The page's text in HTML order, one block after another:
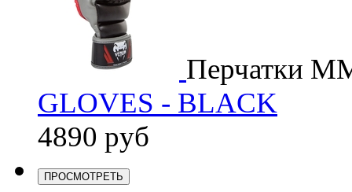
Перчатки
GLOVES - BLACK
4890 руб
ПРОСМОТРЕТЬ